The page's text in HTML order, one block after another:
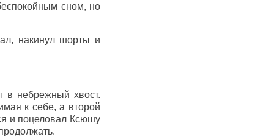
сном, но
накинул шорты и
в небрежный хвост.
к себе, а второй
и поцеловал Ксюшу